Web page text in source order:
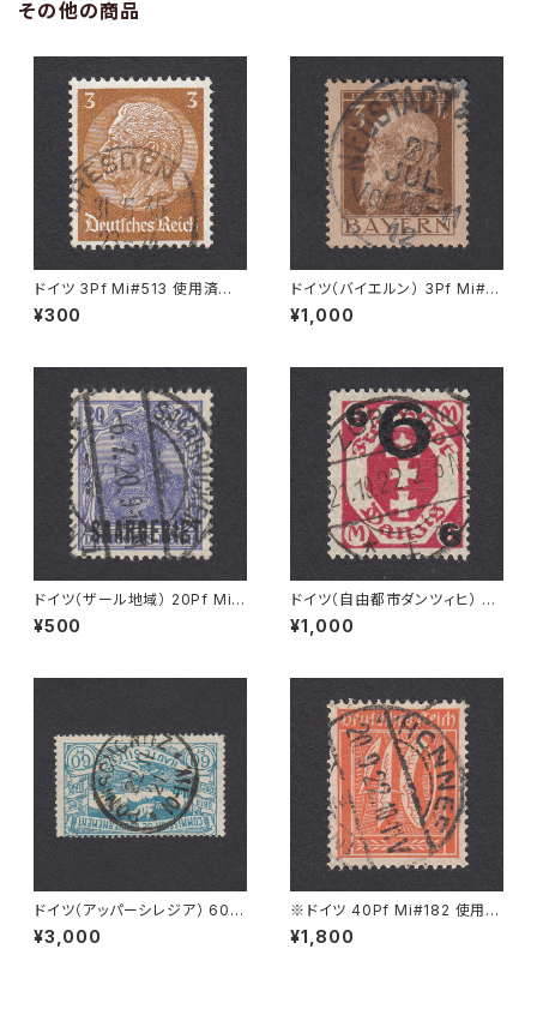
その他の商品
ドイツ 3Pf Mi#513 使用済み
切手｜DRESDEN 31.5.1935
¥300
ドイツ（バイエルン） 3Pf Mi#7
6 使用済み切手｜NEUSTADT
27.JUL.1912
¥1,000
ドイツ（ザール地域） 20Pf Mi#
35 使用済み切手｜SAARBRÜ
CKEN 6.7.1920
¥500
ドイツ（自由都市ダンツィヒ） 6
Ｍ Mi#106 使用済み切手｜ZO
PPOT 21.10.1922
¥1,000
ドイツ（アッパーシレジア） 60P
f Mi#23 使用済み切手｜PONI
SCHOWITZ 22.11.1921
¥3,000
※ドイツ 40Pf Mi#182 使用済
み切手｜HONNEF 20.9.1922
¥1,800